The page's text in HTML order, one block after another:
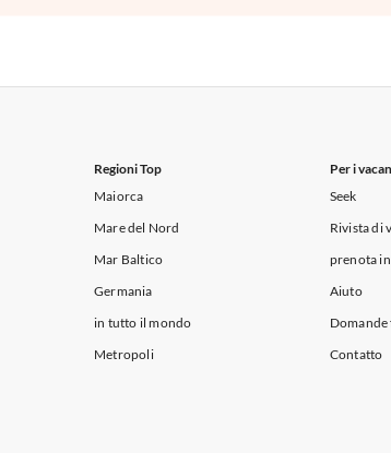
Regioni Top
Maiorca
Mare del Nord
Mar Baltico
Germania
in tutto il mondo
Metropoli
Per i
Seek
Rivista di
prenota
Aiuto
Contatto